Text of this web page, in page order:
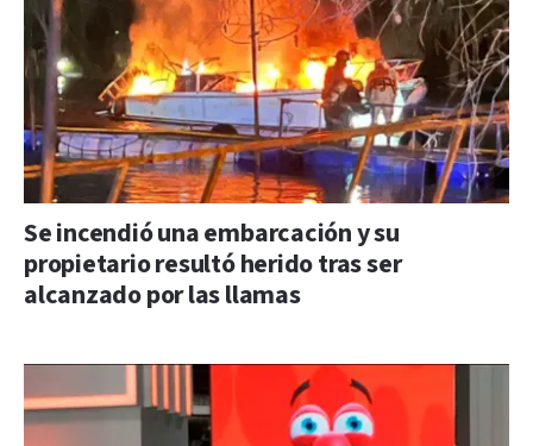
Se incendió una embarcación y su
propietario resultó herido tras ser
alcanzado por las llamas